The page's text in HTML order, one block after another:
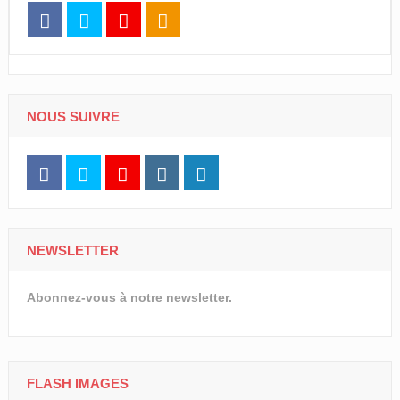
NOUS SUIVRE
NEWSLETTER
Abonnez-vous à notre newsletter.
FLASH IMAGES